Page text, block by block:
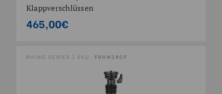
Klappverschlüssen
465,00€
RHINO SERIES | SKU: FRHN24CF